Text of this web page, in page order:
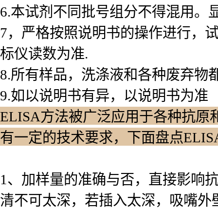
6.本试剂不同批号组分不得混用。
7，严格按照说明书的操作进行，
标仪读数为准.
8.所有样品，洗涤液和各种废弃物
9.如以说明书有异，以说明书为准
ELISA方法被广泛应用于各种抗原
有一定的技术要求，下面盘点
1、加样量的准确与否，直接影响
清不可太深，若插入太深，吸嘴